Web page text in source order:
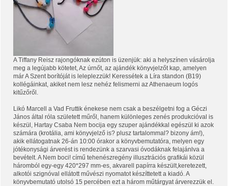
A Tiffany Reisz rajongóknak ezúton is üzenjük: aki a helyszínen vásárolja
meg a legújabb kötetet, Az úrnőt, az ajándék könyvjelzőt kap, amelyen
már A Szent borítóját is leleplezzük! Keressétek a Líra standon (B19)
kollégáinkat, akiket nem lesz nehéz felismerni az Athenaeum logós
kitűzőről.
Likó Marcell a Vad Fruttik énekese nem csak a beszélgetni fog a Géczi
János által róla született műről, hanem különleges zenés produkcióval is
készül, Hartay Csaba Nem bocija egy szuper ajándékkal egészül ki azok
számára (krotália, ami könyvjelző is? plusz tartalommal? bizony ám!),
akik ellátogatnak 26-án 10:00 órakor a könyvbemutatóra, melyen egy
jótékonysági árverést is rendezünk a szarvasi óvodáknak felajánlva a
bevételt. A Nem boci! című tehenészregény illusztrációs grafikái közül
háromból egy-egy 420*297 mm-es, akvarell papírra készült,keretezett,
alkotói szignóval ellátott művészi nyomatot készíttetett a kiadó. A
könyvbemutató utolsó 15 percében ezt a három műtárgyat árverezzük el.